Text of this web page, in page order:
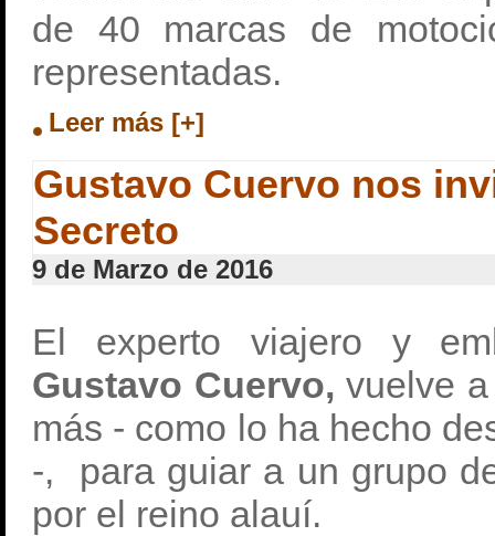
de 40 marcas de
representadas.
Leer más [+]
Gustavo Cuervo nos
Secreto
9 de Marzo de 2016
El experto viajero y
Gustavo Cuervo, vuelve
más - como lo ha hecho
-, para guiar a un grupo
por el reino alauí.